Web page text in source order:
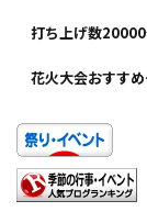
打ち上げ数
花火大会おすす